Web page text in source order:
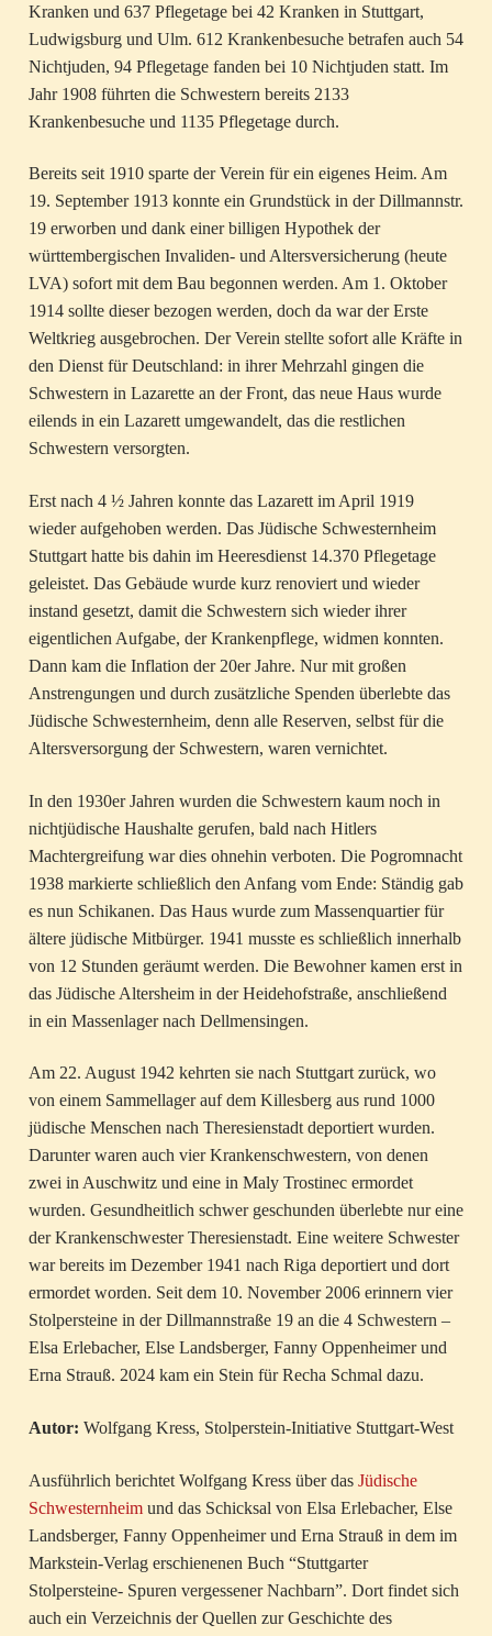
Kranken und 637 Pflegetage bei 42 Kranken in Stuttgart,
Ludwigsburg und Ulm. 612 Krankenbesuche betrafen auch 54
Nichtjuden, 94 Pflegetage fanden bei 10 Nichtjuden statt. Im
Jahr 1908 führten die Schwestern bereits 2133
Krankenbesuche und 1135 Pflegetage durch.
Bereits seit 1910 sparte der Verein für ein eigenes Heim. Am
19. September 1913 konnte ein Grundstück in der Dillmannstr.
19 erworben und dank einer billigen Hypothek der
württembergischen Invaliden- und Altersversicherung (heute
LVA) sofort mit dem Bau begonnen werden. Am 1. Oktober
1914 sollte dieser bezogen werden, doch da war der Erste
Weltkrieg ausgebrochen. Der Verein stellte sofort alle Kräfte in
den Dienst für Deutschland: in ihrer Mehrzahl gingen die
Schwestern in Lazarette an der Front, das neue Haus wurde
eilends in ein Lazarett umgewandelt, das die restlichen
Schwestern versorgten.
Erst nach 4 ½ Jahren konnte das Lazarett im April 1919
wieder aufgehoben werden. Das Jüdische Schwesternheim
Stuttgart hatte bis dahin im Heeresdienst 14.370 Pflegetage
geleistet. Das Gebäude wurde kurz renoviert und wieder
instand gesetzt, damit die Schwestern sich wieder ihrer
eigentlichen Aufgabe, der Krankenpflege, widmen konnten.
Dann kam die Inflation der 20er Jahre. Nur mit großen
Anstrengungen und durch zusätzliche Spenden überlebte das
Jüdische Schwesternheim, denn alle Reserven, selbst für die
Altersversorgung der Schwestern, waren vernichtet.
In den 1930er Jahren wurden die Schwestern kaum noch in
nichtjüdische Haushalte gerufen, bald nach Hitlers
Machtergreifung war dies ohnehin verboten. Die Pogromnacht
1938 markierte schließlich den Anfang vom Ende: Ständig gab
es nun Schikanen. Das Haus wurde zum Massenquartier für
ältere jüdische Mitbürger. 1941 musste es schließlich innerhalb
von 12 Stunden geräumt werden. Die Bewohner kamen erst in
das Jüdische Altersheim in der Heidehofstraße, anschließend
in ein Massenlager nach Dellmensingen.
Am 22. August 1942 kehrten sie nach Stuttgart zurück, wo
von einem Sammellager auf dem Killesberg aus rund 1000
jüdische Menschen nach Theresienstadt deportiert wurden.
Darunter waren auch vier Krankenschwestern, von denen
zwei in Auschwitz und eine in Maly Trostinec ermordet
wurden. Gesundheitlich schwer geschunden überlebte nur eine
der Krankenschwester Theresienstadt. Eine weitere Schwester
war bereits im Dezember 1941 nach Riga deportiert und dort
ermordet worden. Seit dem 10. November 2006 erinnern vier
Stolpersteine in der Dillmannstraße 19 an die 4 Schwestern –
Elsa Erlebacher, Else Landsberger, Fanny Oppenheimer und
Erna Strauß. 2024 kam ein Stein für Recha Schmal dazu.
Autor: Wolfgang Kress, Stolperstein-Initiative Stuttgart-West
Ausführlich berichtet Wolfgang Kress über das Jüdische
Schwesternheim und das Schicksal von Elsa Erlebacher, Else
Landsberger, Fanny Oppenheimer und Erna Strauß in dem im
Markstein-Verlag erschienenen Buch “Stuttgarter
Stolpersteine- Spuren vergessener Nachbarn”. Dort findet sich
auch ein Verzeichnis der Quellen zur Geschichte des